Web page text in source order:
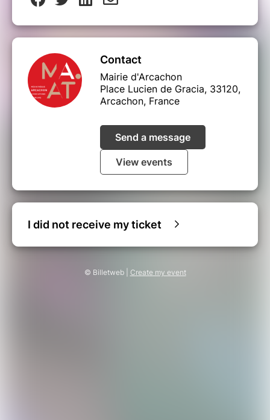
Contact
Mairie d'Arcachon
Place Lucien de Gracia, 33120,
Arcachon, France
Send a message
View events
I did not receive my ticket
© Billetweb | Create my event